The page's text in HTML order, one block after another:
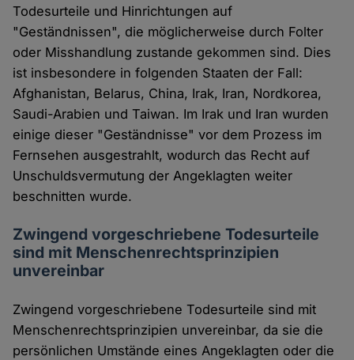
Todesurteile und Hinrichtungen auf
"Geständnissen", die möglicherweise durch Folter
oder Misshand­lung zustande gekommen sind. Dies
ist insbesondere in folgenden Staaten der Fall:
Afghanistan, Be­la­rus, China, Irak, Iran, Nordko­rea,
Saudi-Arabien und Taiwan. Im Irak und Iran wurden
einige dieser "Geständnisse" vor dem Prozess im
Fernsehen ausgestrahlt, wodurch das Recht auf
Unschuldsvermu­tung der Angeklagten weiter
beschnitten wurde.
Zwingend vorgeschriebene Todesurteile
sind mit Menschenrechtsprinzipien
unvereinbar
Zwingend vorgeschriebene Todesurteile sind mit
Menschenrechtsprinzipien unvereinbar, da sie die
persönlichen Umstände eines Angeklagten oder die